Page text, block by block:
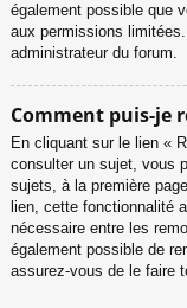
également possible que
aux permissions
administrateur du forum.
Comment puis-je
En cliquant sur le lien «
consulter un sujet, vous
sujets, à la première
lien, cette fonctionnalité
nécessaire entre les
également possible de
assurez-vous de le faire